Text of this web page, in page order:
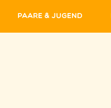
Paare & Jugend